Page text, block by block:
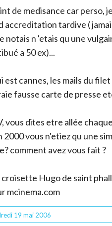
de medisance car perso,
accreditation tardive (
notais n 'etais qu une
a 50 ex)...
est cannes, les mails du
fausse carte de presse
vous dites etre allée
2000 vous n'etiez qu une
comment avez vous fait ?
Hugo de saint
mcinema.com
19 mai 2006